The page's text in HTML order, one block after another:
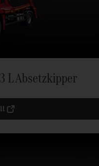
L Absetzkipper